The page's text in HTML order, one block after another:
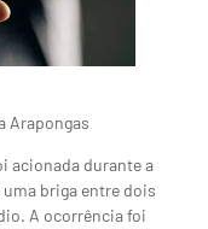
Arapongas
acionada durante a
briga entre dois
A ocorrência foi